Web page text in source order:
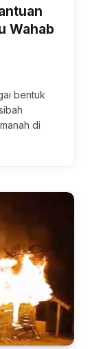
Wahab
bentuk
di